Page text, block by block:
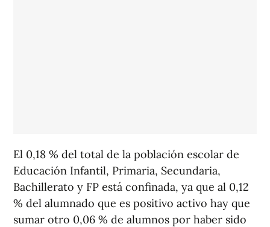
El 0,18 % del total de la población escolar de
Educación Infantil, Primaria, Secundaria,
Bachillerato y FP está confinada, ya que al 0,12
% del alumnado que es positivo activo hay que
sumar otro 0,06 % de alumnos por haber sido